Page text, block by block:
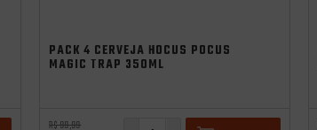
PACK 4 CERVEJA HOCUS POCUS
MAGIC TRAP 350ML
R$ 99,99